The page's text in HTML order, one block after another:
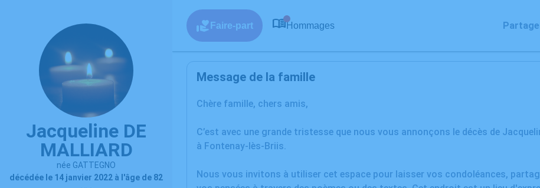
Jacqueline DE
MALLIARD
née GATTEGNO
décédée le 14 janvier 2022 à l'âge de 82
Faire-part Hommages
Message de la famille
Chère famille, chers amis,
C’est avec une grande tristesse que nous vous annonçons le décès de
à Fontenay-lès-Briis.
Nous vous invitons à utiliser cet espace pour laisser vos condoléances,